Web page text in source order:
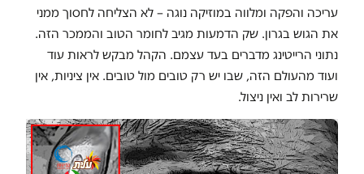
עריכה והפקה ומלווה במוזיקה נוגה – לא הצליחה לחסוך ממני
את הגוש בגרון. שק הדמעות מגיב לחומר הטוב והממכר הזה.
נתוני הרייטינג מדברים בעד עצמם. הקהל מבקש לראות עוד
ועוד מהעולם הזה, שבו יש רק טובים מול טובים. אין ציניות, אין
שרירות לב ואין ניצול.